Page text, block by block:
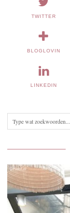
TWITTER
BLOGLOVIN
LINKEDIN